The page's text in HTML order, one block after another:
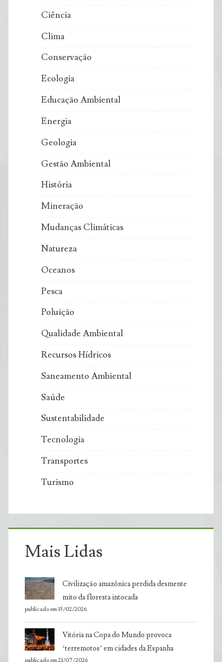
Ciência
Clima
Conservação
Ecologia
Educação Ambiental
Energia
Geologia
Gestão Ambiental
História
Mineração
Mudanças Climáticas
Natureza
Oceanos
Pesca
Poluição
Qualidade Ambiental
Recursos Hídricos
Saneamento Ambiental
Saúde
Sustentabilidade
Tecnologia
Transportes
Turismo
Mais Lidas
Civilização amazônica perdida desmente
mito da floresta intocada
publicado em 15/02/2026
Vitória na Copa do Mundo provoca
‘terremotos’ em cidades da Espanha
publicado em 21/07/2026